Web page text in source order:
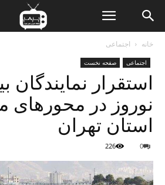
خانه اجتماعی
اجتماعی صفحه نخست
استقرار نمایندگان
نوروز در محور‌های
استان تهران
0
226